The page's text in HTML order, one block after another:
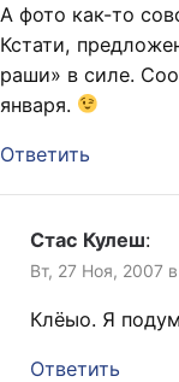
А фото как-то
Кстати,
раши» в силе.
января.
Ответить
Стас Кулеш:
Вт, 27 Ноя, 2007
Клёыо. Я
Ответить